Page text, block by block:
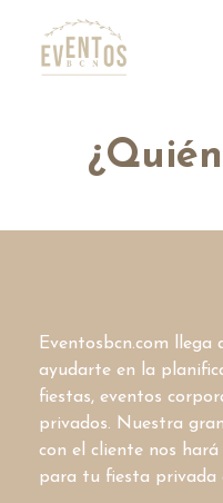
Eventosbcn.com
ayudarte en la
fiestas, eventos
privados. Nuestra
con el cliente nos
para tu fiesta privada